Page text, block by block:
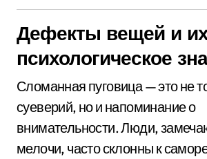
Дефекты вещей и
психологическое
Сломанная пуговица — это не
суеверий, но и напоминание о
внимательности. Люди,
мелочи, часто склонны к